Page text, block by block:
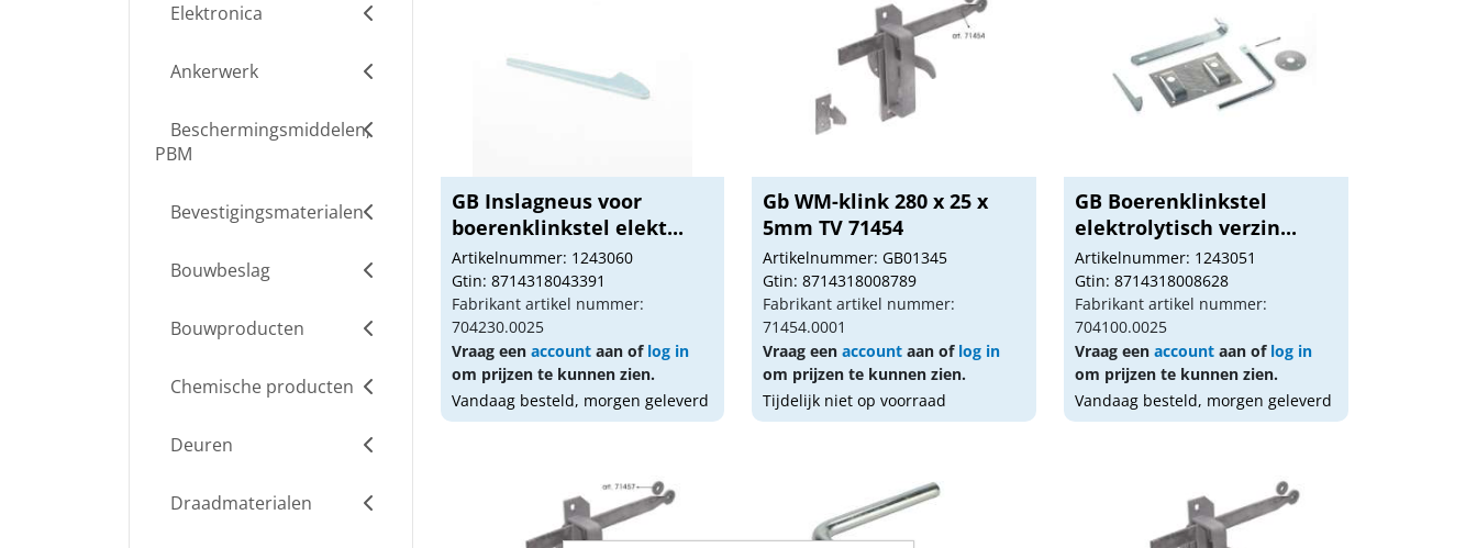
Elektronica
Ankerwerk
Beschermingsmiddelen,
PBM
Bevestigingsmaterialen
Bouwbeslag
Bouwproducten
Chemische producten
Deuren
Draadmaterialen
GB Inslagneus voor
boerenklinkstel elekt...
Artikelnummer: 1243060
Gtin: 8714318043391
Fabrikant artikel nummer:
704230.0025
Vraag een accountaan of log in
om prijzen te kunnen zien.
Vandaag besteld, morgen geleverd
Gb WM-klink 280 x 25 x
5mm TV 71454
Artikelnummer: GB01345
Gtin: 8714318008789
Fabrikant artikel nummer:
71454.0001
Vraag eenaccount aan of log in
om prijzen te kunnen zien.
Tijdelijk niet op voorraad
GB Boerenklinkstel
elektrolytisch verzin...
Artikelnummer: 1243051
Gtin: 8714318008628
Fabrikant artikel nummer:
704100.0025
Vraag eenaccount aan of log in
om prijzen te kunnen zien.
Vandaag besteld, morgen geleverd